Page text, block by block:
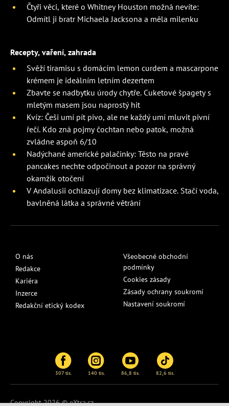
Čtyři věci, které o Whitney Houston možná nevíte:
Odmítl ji bratr Michaela Jacksona a měla milenku
Recepty, vaření, zahrada
Svěží tiramisu s domácím lemon curdem a mascarpone
krémem je ideálním letním dezertem
Zbavte se nadbytku úrody chytře. Cuketové špagety s
mletým masem jsou naprostý hit
Kvíz: Češi umí pít pivo, ale ne každý umí mluvit pivní
řečí. Kdo zná pojmy čochtan nebo patok, možná
zvládne aspoň 6/10
Nadýchané americké palačinky: Těsto na pravé
pancakes nechte odpočinout a pozor na správný
okamžik otočení
V Andalusii ochlazují domy bez klimatizace. Stačí voda,
bavlněná látka a správné větrání
O nás
Redakce
Kariéra
Inzerce
Redakční etický kodex
Všeobecné obchodní
podmínky
Cookies zásady
Zásady ochrany soukromí
Nastavení soukromí
307 tis. 140 tis. 86,8 tis. 82,6 tis.
Copyright 2026 © eXtra.cz